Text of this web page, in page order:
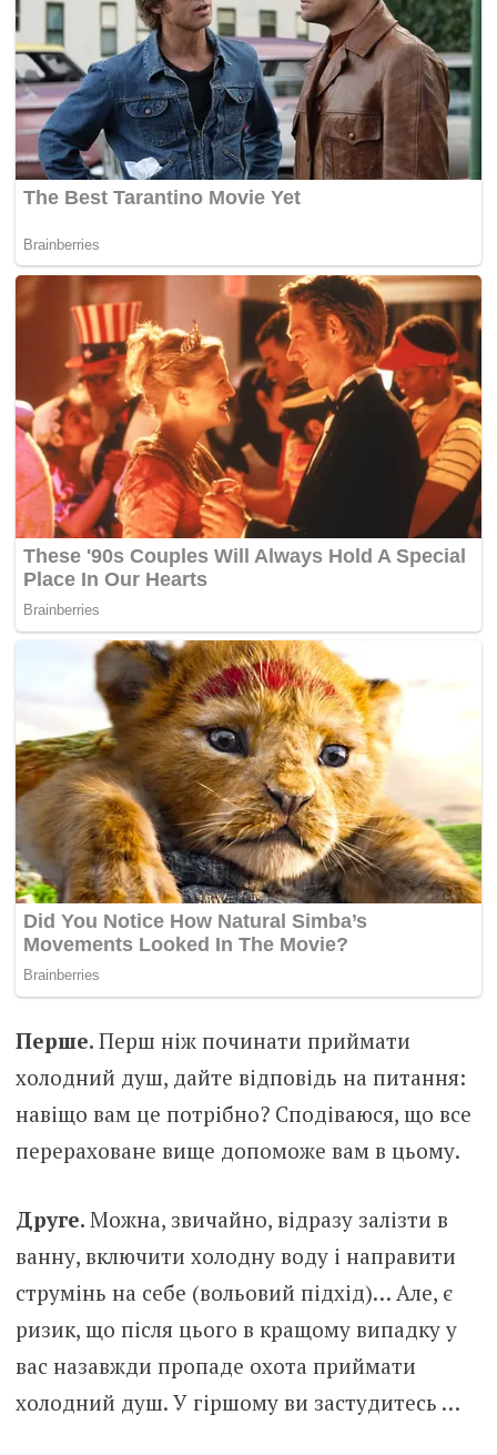
Перше. Перш ніж починати приймати
холодний душ, дайте відповідь на питання:
навіщо вам це потрібно? Сподіваюся, що все
перераховане вище допоможе вам в цьому.
Друге. Можна, звичайно, відразу залізти в
ванну, включити холодну воду і направити
струмінь на себе (вольовий підхід)… Але, є
ризик, що після цього в кращому випадку у
вас назавжди пропаде охота приймати
холодний душ. У гіршому ви застудитесь …